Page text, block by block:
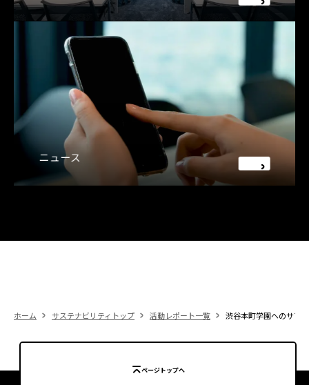
ニュース
ホーム サステナビリティトップ 活動レポート一覧 渋谷本町学園へのサマ
ページトップへ